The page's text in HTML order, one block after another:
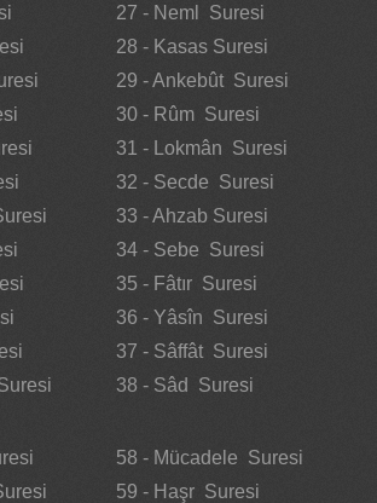
27 - Neml Suresi
28 - Kasas Suresi
29 - Ankebût Suresi
30 - Rûm Suresi
31 - Lokmân Suresi
32 - Secde Suresi
33 - Ahzab Suresi
34 - Sebe Suresi
35 - Fâtır Suresi
36 - Yâsîn Suresi
37 - Sâffât Suresi
38 - Sâd Suresi
58 - Mücadele Suresi
59 - Haşr Suresi